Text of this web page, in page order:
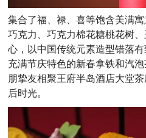
集合了福、禄、喜等饱含美满
巧克力、巧克力棉花糖桃花树
心，以中国传统元素造型错落
充满节庆特色的新春拿铁和汽
朋挚友相聚王府半岛酒店大堂
后时光。